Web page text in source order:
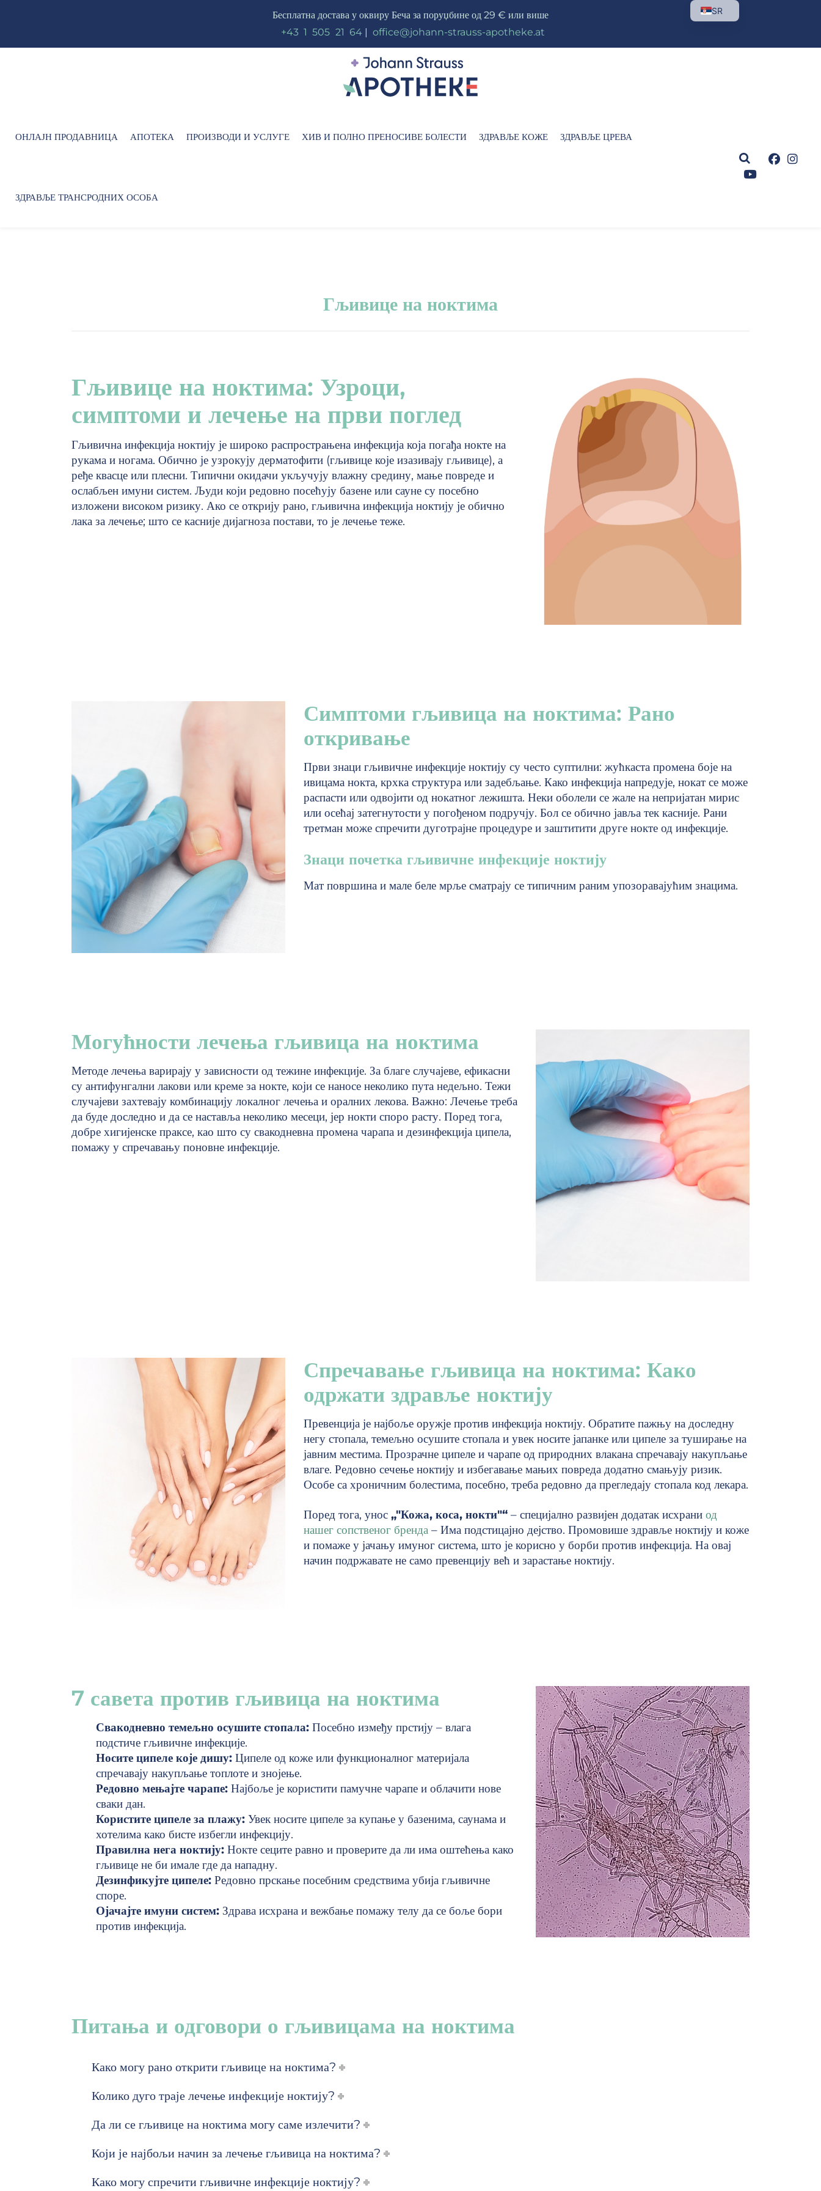
Бесплатна достава у оквиру Беча за поруџбине од 29 € или више
+43 1 505 21 64 office@johann-strauss-apotheke.at
ОНЛАЈН ПРОДАВНИЦА АПОТЕКА ПРОИЗВОДИ И УСЛУГЕ ХИВ И ПОЛНО ПРЕНОСИВЕ БОЛЕСТИ ЗДРАВЉЕ КОЖЕ ЗДРАВЉЕ ЦРЕВА
ЗДРАВЉЕ ТРАНСРОДНИХ ОСОБА
Гљивице на ноктима
Гљивице на ноктима: Узроци,
симптоми и лечење на први поглед
Гљивична инфекција ноктију је широко распрострањена инфекција која погађа нокте на
рукама и ногама. Обично је узрокују дерматофити (гљивице које изазивају гљивице), а
ређе квасце или плесни. Типични окидачи укључују влажну средину, мање повреде и
ослабљен имуни систем. Људи који редовно посећују базене или сауне су посебно
изложени високом ризику. Ако се открију рано, гљивична инфекција ноктију је обично
лака за лечење; што се касније дијагноза постави, то је лечење теже.
Симптоми гљивица на ноктима: Рано
откривање
Први знаци гљивичне инфекције ноктију су често суптилни: жућкаста промена боје на
ивицама нокта, крхка структура или задебљање. Како инфекција напредује, нокат се може
распасти или одвојити од нокатног лежишта. Неки оболели се жале на непријатан мирис
или осећај затегнутости у погођеном подручју. Бол се обично јавља тек касније. Рани
третман може спречити дуготрајне процедуре и заштитити друге нокте од инфекције.
Знаци почетка гљивичне инфекције ноктију
Мат површина и мале беле мрље сматрају се типичним раним упозоравајућим знацима.
Могућности лечења гљивица на ноктима
Методе лечења варирају у зависности од тежине инфекције. За благе случајеве, ефикасни
су антифунгални лакови или креме за нокте, који се наносе неколико пута недељно. Тежи
случајеви захтевају комбинацију локалног лечења и оралних лекова. Важно: Лечење треба
да буде доследно и да се наставља неколико месеци, јер нокти споро расту. Поред тога,
добре хигијенске праксе, као што су свакодневна промена чарапа и дезинфекција ципела,
помажу у спречавању поновне инфекције.
Спречавање гљивица на ноктима: Како
одржати здравље ноктију
Превенција је најбоље оружје против инфекција ноктију. Обратите пажњу на доследну
негу стопала, темељно осушите стопала и увек носите јапанке или ципеле за туширање на
јавним местима. Прозрачне ципеле и чарапе од природних влакана спречавају накупљање
влаге. Редовно сечење ноктију и избегавање мањих повреда додатно смањују ризик.
Особе са хроничним болестима, посебно, треба редовно да прегледају стопала код лекара.
Поред тога, унос „"Кожа, коса, нокти"“ – специјално развијен додатак исхрани од
нашег сопственог бренда – Има подстицајно дејство. Промовише здравље ноктију и коже
и помаже у јачању имуног система, што је корисно у борби против инфекција. На овај
начин подржавате не само превенцију већ и зарастање ноктију.
7 савета против гљивица на ноктима
Свакодневно темељно осушите стопала: Посебно између прстију – влага
подстиче гљивичне инфекције.
Носите ципеле које дишу: Ципеле од коже или функционалног материјала
спречавају накупљање топлоте и знојење.
Редовно мењајте чарапе: Најбоље је користити памучне чарапе и облачити нове
сваки дан.
Користите ципеле за плажу: Увек носите ципеле за купање у базенима, саунама и
хотелима како бисте избегли инфекцију.
Правилна нега ноктију: Нокте сеците равно и проверите да ли има оштећења како
гљивице не би имале где да нападну.
Дезинфикујте ципеле: Редовно прскање посебним средствима убија гљивичне
споре.
Ојачајте имуни систем: Здрава исхрана и вежбање помажу телу да се боље бори
против инфекција.
Питања и одговори о гљивицама на ноктима
Како могу рано открити гљивице на ноктима?
Колико дуго траје лечење инфекције ноктију?
Да ли се гљивице на ноктима могу саме излечити?
Који је најбољи начин за лечење гљивица на ноктима?
Како могу спречити гљивичне инфекције ноктију?
SR